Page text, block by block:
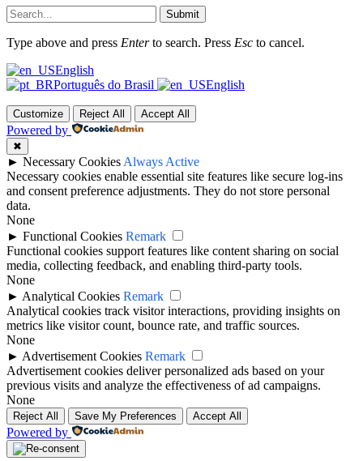
Submit
Type above and press Enterto search. Press Esc to cancel.
English
Português do Brasil
English
Customize Reject All Accept All
Powered by
✖
► Necessary CookiesAlways Active
Necessary cookies enable essential site features like secure log-ins
and consent preference adjustments. They do not store personal
data.
None
► Functional Cookies Remark
Functional cookies support features like content sharing on social
media, collecting feedback, and enabling third-party tools.
None
► Analytical Cookies Remark
Analytical cookies track visitor interactions, providing insights on
metrics like visitor count, bounce rate, and traffic sources.
None
► Advertisement Cookies Remark
Advertisement cookies deliver personalized ads based on your
previous visits and analyze the effectiveness of ad campaigns.
None
Reject All Save My Preferences Accept All
Powered by